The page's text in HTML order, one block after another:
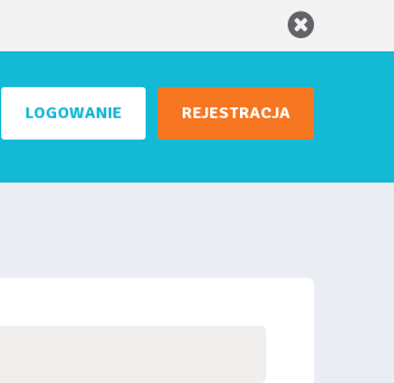
REJESTRACJA
LOGOWANIE